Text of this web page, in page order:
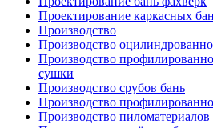
Проектирование каркасных
Производство
Производство
Производство
сушки
Производство срубов бань
Производство
Производство пиломатериалов